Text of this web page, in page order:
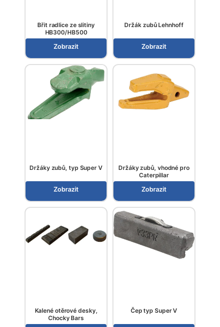
Břit radlice ze slitiny
HB300/HB500
Zobrazit
Držák zubů Lehnhoff
Zobrazit
Držáky zubů, typ Super V
Zobrazit
Držáky zubů, vhodné pro
Caterpillar
Zobrazit
Kalené otěrové desky,
Chocky Bars
Čep typ Super V